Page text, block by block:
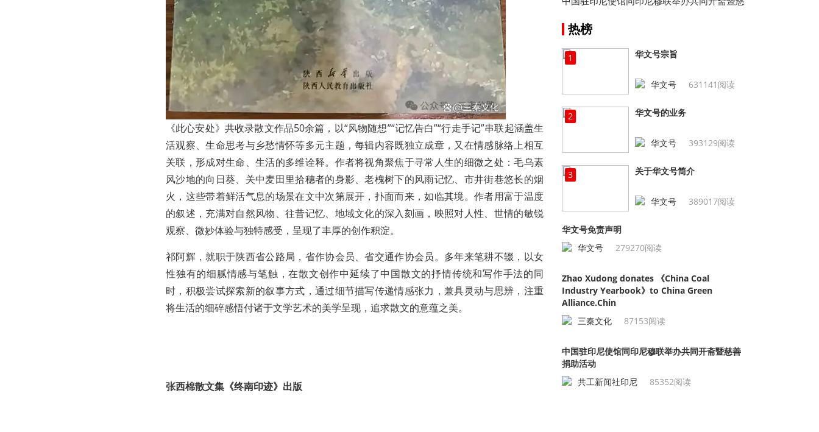
《此心安处》共收录散文作品50余篇，以“风物随想”“记忆告白”“行走手记”串联起涵盖生
活观察、生命思考与乡愁情怀等多元主题，每辑内容既独立成章，又在情感脉络上相互
关联，形成对生命、生活的多维诠释。作者将视角聚焦于寻常人生的细微之处：毛乌素
风沙地的向日葵、关中麦田里拾穗者的身影、老槐树下的风雨记忆、市井街巷悠长的烟
火，这些带着鲜活气息的场景在文中次第展开，扑面而来，如临其境。作者用富于温度
的叙述，充满对自然风物、往昔记忆、地域文化的深入刻画，映照对人性、世情的敏锐
观察、微妙体验与独特感受，呈现了丰厚的创作积淀。
祁阿辉，就职于陕西省公路局，省作协会员、省交通作协会员。多年来笔耕不辍，以女
性独有的细腻情感与笔触，在散文创作中延续了中国散文的抒情传统和写作手法的同
时，积极尝试探索新的叙事方式，通过细节描写传递情感张力，兼具灵动与思辨，注重
将生活的细碎感悟付诸于文学艺术的美学呈现，追求散文的意蕴之美。
张西棉散文集《终南印迹》出版
善捐助活动
热榜
1 华文号宗旨
华文号 631141阅读
2 华文号的业务
华文号 393129阅读
3 关于华文号简介
华文号 389017阅读
华文号免责声明
华文号
279270阅读
Zhao Xudong donates 《China Coal
Industry Yearbook》to China Green
Alliance.Chin
三秦文化
87153阅读
中国驻印尼使馆同印尼穆联举办共同开斋暨慈善
捐助活动
共工新闻社印尼
85352阅读